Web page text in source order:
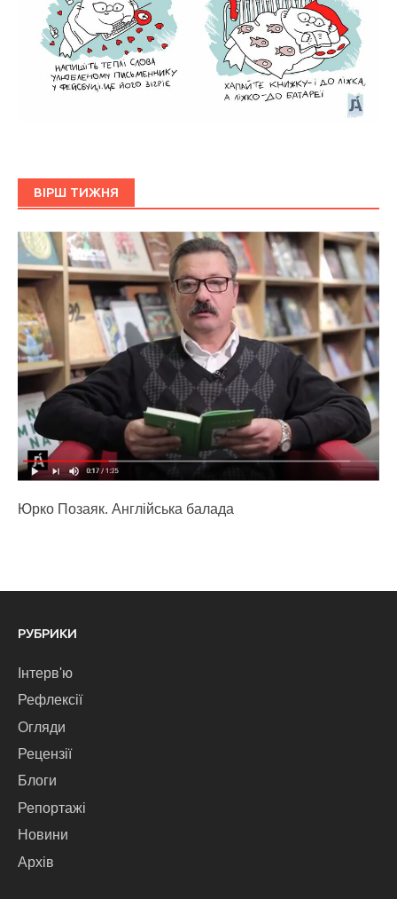
ВІРШ ТИЖНЯ
Юрко Позаяк. Англійська балада
РУБРИКИ
Інтерв'ю
Рефлексії
Огляди
Рецензії
Блоги
Репортажі
Новини
Архів